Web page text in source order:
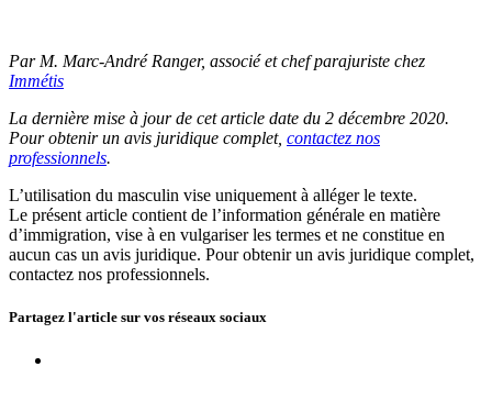
Par M. Marc-André Ranger, associé etchef parajuriste chez
Immétis
La dernière mise à jour de cet article date du 2 décembre 2020.
Pour obtenir un avis juridique complet, contactez nos
professionnels.
L’utilisation du masculin vise uniquement à alléger le texte.
Le présent article contient de l’information générale en matière
d’immigration, vise à en vulgariser les termes et ne constitue en
aucun cas un avis juridique. Pour obtenir un avis juridique complet,
contactez nos professionnels.
Partagez l'article sur vos réseaux sociaux